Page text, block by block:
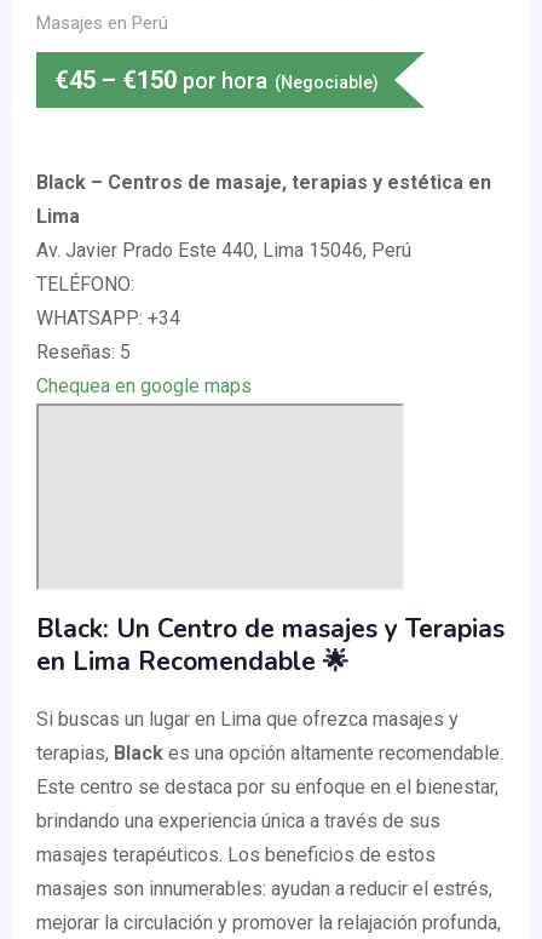
Masajes en Perú
€45 – €150 por hora (Negociable)
Black – Centros de masaje, terapias y estética en
Lima
Av. Javier Prado Este 440, Lima 15046, Perú
TELÉFONO:
WHATSAPP: +34
Reseñas: 5
Chequea en google maps
Black: Un Centro de masajes y Terapias
en Lima Recomendable 🌟
Si buscas un lugar en Lima que ofrezca masajes y
terapias, Black es una opción altamente recomendable.
Este centro se destaca por su enfoque en el bienestar,
brindando una experiencia única a través de sus
masajes terapéuticos. Los beneficios de estos
masajes son innumerables: ayudan a reducir el estrés,
mejorar la circulación y promover la relajación profunda,